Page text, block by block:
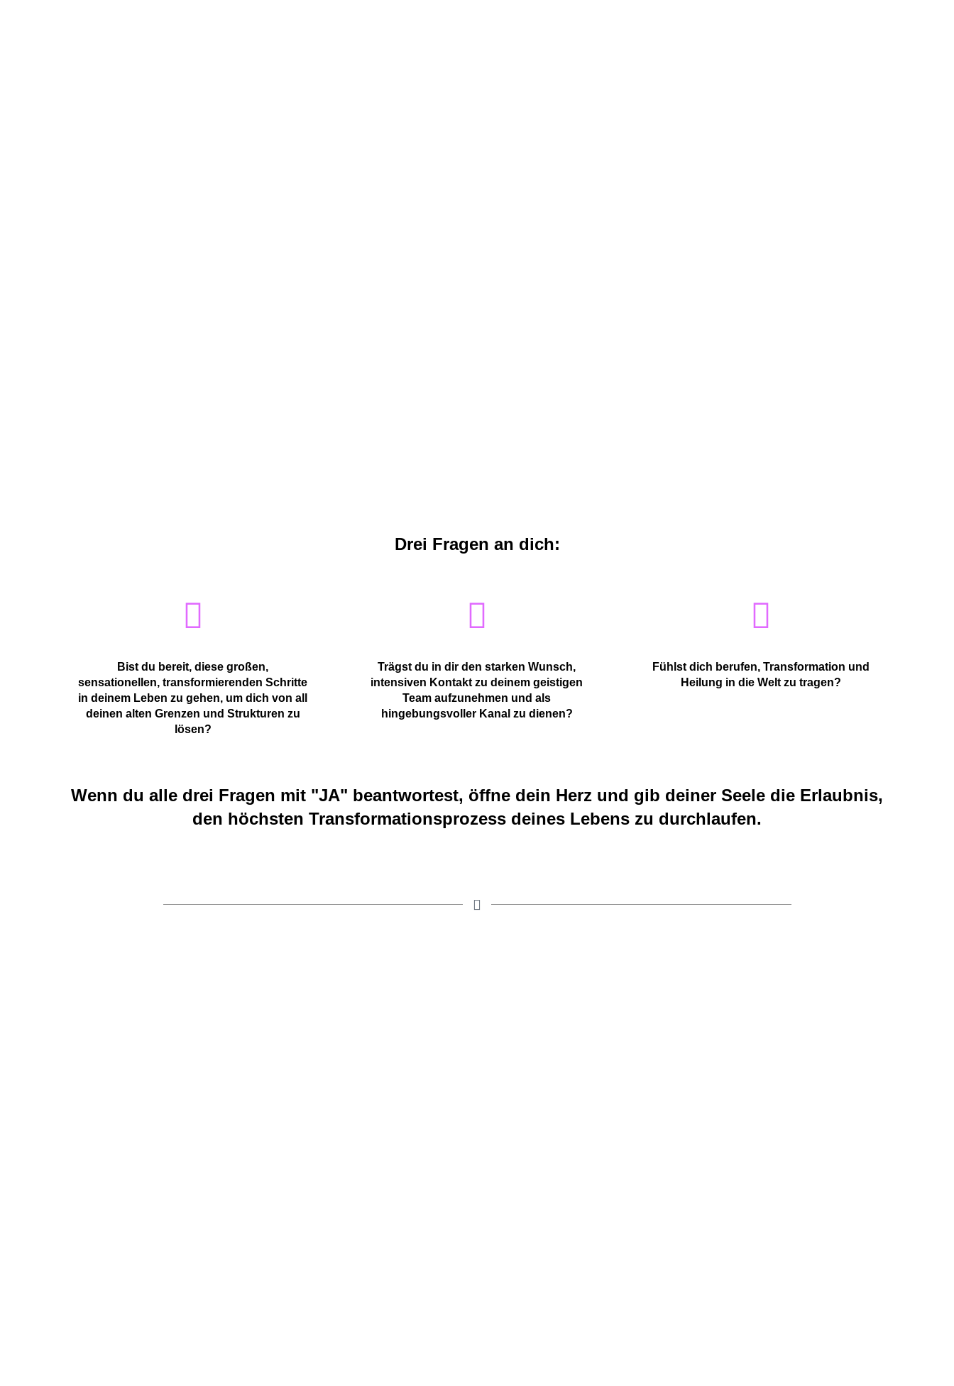
Drei Fragen an dich:
Bist du bereit, diese großen,
sensationellen, transformierenden Schritte
in deinem Leben zu gehen, um dich von all
deinen alten Grenzen und Strukturen zu
lösen?
Trägst du in dir den starken Wunsch,
intensiven Kontakt zu deinem geistigen
Team aufzunehmen und als
hingebungsvoller Kanal zu dienen?
Fühlst dich berufen, Transformation und
Heilung in die Welt zu tragen?
Wenn du alle drei Fragen mit "JA" beantwortest, öffne dein Herz und gib deiner Seele die Erlaubnis,
den höchsten Transformationsprozess deines Lebens zu durchlaufen.